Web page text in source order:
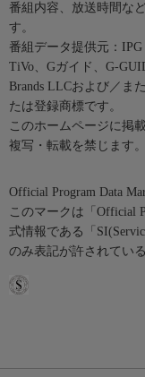
番組内容、放送時間な
す。
番組データ提供元：IPG
TiVo、Gガイド、G-
Brands LLCおよび／ま
たは登録商標です。
このホームページに掲
複写・転載を禁じます。
Official Program Data
このマークは「Official
式情報である「
のみ表記が許されてい